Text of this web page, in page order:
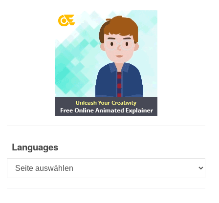
Languages
Languages